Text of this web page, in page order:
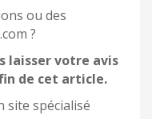
ou des
?
laisser votre avis
de cet article.
site spécialisé